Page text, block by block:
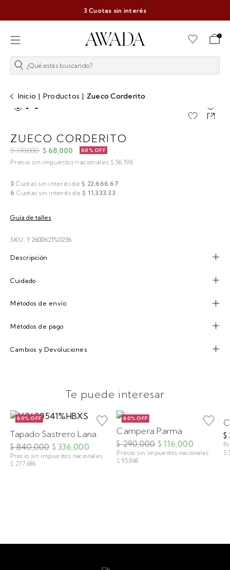
3 Cuotas sin interés
0
¿Qué estás buscando?
Inicio | Productos | Zueco Corderito
ZUECO CORDERITO
$ 170,000 $ 68,000 60% OFF
Precio sin impuestos nacionales $ 56,198
3 Cuotas sin interés de $ 22,666.67
6 Cuotas sin interés de $ 11,333.33
Guía de talles
SKU: Y2600621%0236
Descripción
Cuidado
Métodos de envío
Métodos de pago
Cambios y Devoluciones
Te puede interesar
60% OFF
Tapado Sastrero Lana
$ 840,000 $ 336,000
Precio sin impuestos nacionales
$ 277,686
60% OFF
Campera Parma
$ 290,000 $ 116,000
Precio sin impuestos nacionales
$ 95,868
$
$